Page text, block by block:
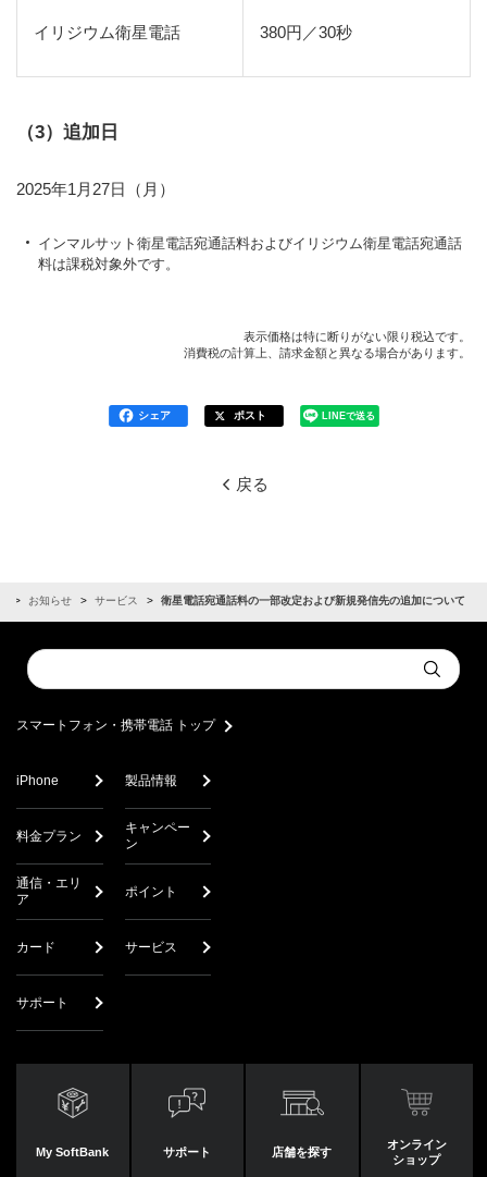
イリジウム衛星電話 380円／30秒
（3）追加日
2025年1月27日（月）
インマルサット衛星電話宛通話料およびイリジウム衛星電話宛通話
料は課税対象外です。
表示価格は特に断りがない限り税込です。
消費税の計算上、請求金額と異なる場合があります。
シェア ポスト LINEで送る
戻る
お知らせ サービス 衛星電話宛通話料の一部改定および新規発信先の追加について
Conduct
a
Submit
スマートフォン・携帯電話 トップ
iPhone 製品情報
料金プラン
キャンペー
ン
通信・エリ
ア
ポイント
カード サービス
サポート
My SoftBank サポート 店舗を探す
オンライン
ショップ